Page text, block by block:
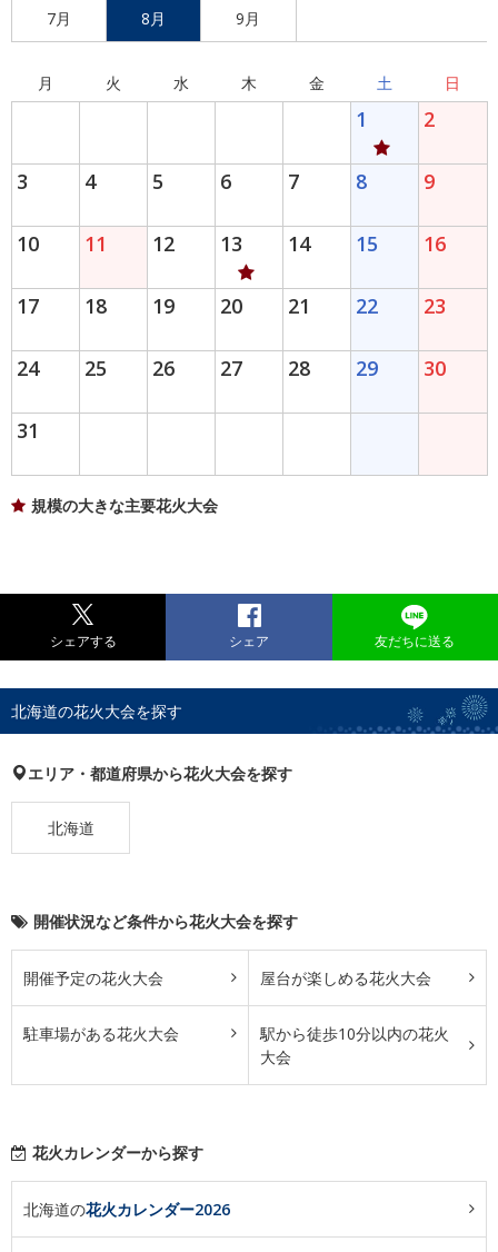
7月 8月 9月
月 火 水 木 金 土 日
1 2
3 4 5 6 7 8 9
10 11 12 13 14 15 16
17 18 19 20 21 22 23
24 25 26 27 28 29 30
31
規模の大きな主要花火大会
シェアする シェア 友だちに送る
北海道の花火大会を探す
エリア・都道府県から花火大会を探す
北海道
開催状況など条件から花火大会を探す
開催予定の花火大会 屋台が楽しめる花火大会
駐車場がある花火大会
駅から徒歩10分以内の花火
大会
花火カレンダーから探す
北海道の花火カレンダー2026